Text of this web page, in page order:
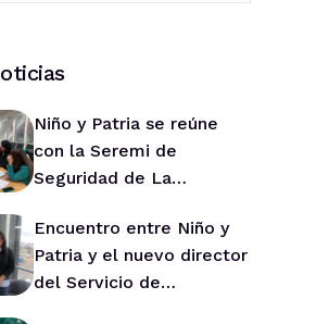
Niño y Patria se reúne
con la Seremi de
Seguridad de La
la prevención en la
región
Encuentro entre Niño y
Patria y el nuevo director
del Servicio de